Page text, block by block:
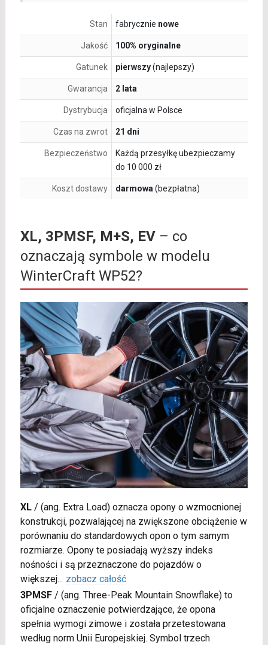
Stan fabrycznie nowe
Jakość 100% oryginalne
Gatunek pierwszy(najlepszy)
Gwarancja 2 lata
Dystrybucja oficjalna w Polsce
Czas na zwrot 21 dni
Bezpieczeństwo
Każdą przesyłkę ubezpieczamy
do 10 000 zł
Koszt dostawy darmowa (bezpłatna)
XL, 3PMSF, M+S, EV– co
oznaczają symbole w modelu
WinterCraft WP52?
XL/ (ang. Extra Load) oznacza opony o wzmocnionej
konstrukcji, pozwalającej na zwiększone obciążenie w
porównaniu do standardowych opon o tym samym
rozmiarze. Opony te posiadają wyższy indeks
nośności i są przeznaczone do pojazdów o
większej... zobacz całość
3PMSF/ (ang. Three-Peak Mountain Snowflake) to
oficjalne oznaczenie potwierdzające, że opona
spełnia wymogi zimowe i została przetestowana
według norm Unii Europejskiej. Symbol trzech